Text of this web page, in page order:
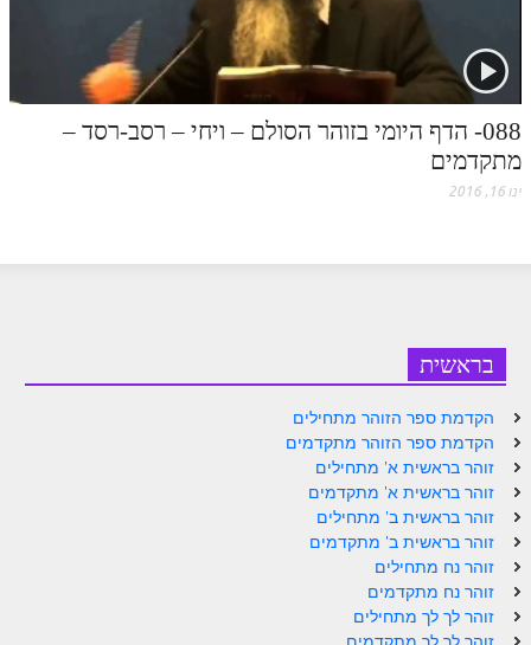
הזוהר הקדוש משפטים מתקדמים
הזוהר הקדוש תרומה השקפה
הזוהר הקדוש תרומה מתקדמים
הזוהר הקדוש ספרא דצניעותא
ספר הזוהר הקדוש כי תשא מתקדמים
ספר הזוהר הקדוש ויקהל השקפה
ספר הזוהר הקדוש פיקודי מתחילים
ספר הזוהר הקדוש פיקודי מתקדמים
ספר הזוהר – ויקרא
ספר הזוהר הקדוש זוהר ויקרא השקפה
088- הדף היומי בזוהר הסולם – ויחי – רסב-רסד –
מתקדמים
ינו 16, 2016
בראשית
הקדמת ספר הזוהר מתחילים
הקדמת ספר הזוהר מתקדמים
זוהר בראשית א' מתחילים
זוהר בראשית א' מתקדמים
זוהר בראשית ב' מתחילים
זוהר בראשית ב' מתקדמים
זוהר נח מתחילים
זוהר נח מתקדמים
זוהר לך לך מתחילים